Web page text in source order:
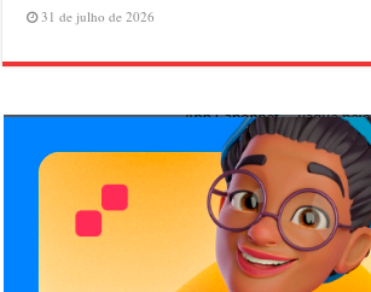
31 de julho de 2026